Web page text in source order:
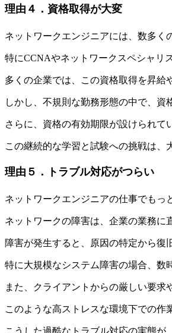
理由４．資格取得が大変
ネットワークエンジニアには、数多く
特にCCNAやネットワークスペシャリ
多くの企業では、この資格取得を昇給
しかし、不規則な勤務形態の中で、資
さらに、資格の有効期限が設けられて
この継続的な学習と試験への挑戦は、
理由５．トラブル対応がつらい
ネットワークエンジニアの仕事でもっ
ネットワークの障害は、企業の業務に
障害が発生すると、 原因の特定から復
特に大規模なシステム障害の場合、数
また、クライアントからの厳しい要求
このような高ストレスな環境下での作
こうした過酷なトラブル対応の実態が